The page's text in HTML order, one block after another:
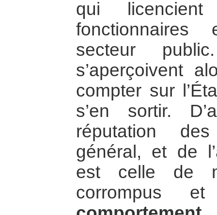
qui
fonctionnaires
secteur
s’aperçoivent
compter sur
s’en sortir.
réputation
général, et de
est celle de
corrompus